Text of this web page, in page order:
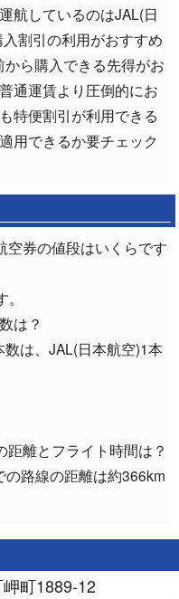
航しているのはJAL(日
割引の利用がおすすめ
ら購入できる先得がお
通運賃より圧倒的にお
特便割引が利用できる
用できるか要チェック
空券の値段はいくらです
は？
は、JAL(日本航空)1本
離とフライト時間は？
路線の距離は約366km
町1889-12